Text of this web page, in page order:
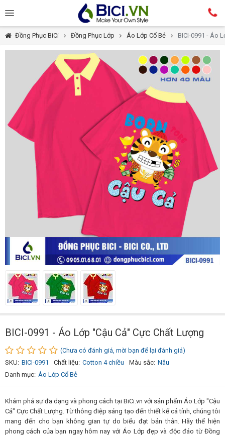
Đồng Phục BiCi Đồng Phục Lớp Áo Lớp Cổ Bẻ BICI-0991 - Áo
BICI-0991 - Áo Lớp "Cậu Cả" Cực Chất Lượng
(Chưa có đánh giá, mời bạn để lại đánh giá)
SKU: BICI-0991 Chất liệu: Cotton 4 chiều Màu sắc: Nâu
Danh mục: Áo Lớp Cổ Bẻ
Khám phá sự đa dạng và phong cách tại BiCi.vn với sản phẩm Áo Lớp "Cậu
Cả" Cực Chất Lượng. Từ thông điệp sáng tạo đến thiết kế cá tính, chúng tôi
mang đến cho bạn không gian tự do biểu đạt bản thân. Hãy thể hiện
phong cách của bạn ngay hôm nay với Áo Lớp đẹp và độc đáo từ Đồng